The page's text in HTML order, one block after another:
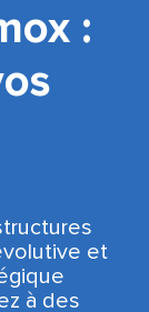
:
et
à des